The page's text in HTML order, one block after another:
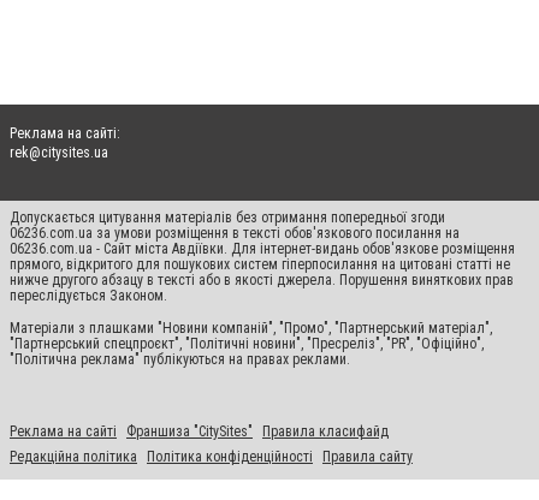
Реклама на сайті:
rek@citysites.ua
Допускається цитування матеріалів без отримання попередньої згоди
06236.com.ua за умови розміщення в тексті обов'язкового посилання на
06236.com.ua - Сайт міста Авдіївки. Для інтернет-видань обов'язкове розміщення
прямого, відкритого для пошукових систем гіперпосилання на цитовані статті не
нижче другого абзацу в тексті або в якості джерела. Порушення виняткових прав
переслідується Законом.
Матеріали з плашками "Новини компаній", "Промо", "Партнерський матеріал",
"Партнерський спецпроєкт", "Політичні новини", "Пресреліз", "PR", "Офіційно",
"Політична реклама" публікуються на правах реклами.
Реклама на сайті Франшиза "CitySites"
Правила класифайд
Редакційна політика
Політика конфіденційності Правила сайту